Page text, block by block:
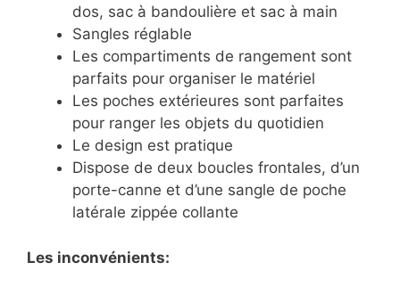
dos, sac à bandoulière et sac à main
Sangles réglable
Les compartiments de rangement sont
parfaits pour organiser le matériel
Les poches extérieures sont parfaites
pour ranger les objets du quotidien
Le design est pratique
Dispose de deux boucles frontales, d’un
porte-canne et d’une sangle de poche
latérale zippée collante
Les inconvénients: